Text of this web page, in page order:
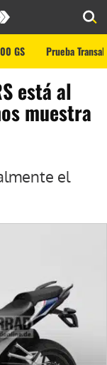
GS Prueba
está al
muestra
el